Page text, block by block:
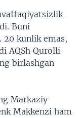
Buni
20 kunlik emas,
AQSh Qurolli
birlashgan
Markaziy
Makkenzi ham